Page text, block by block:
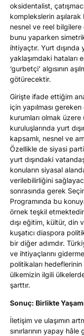
oksidentalist,
komplekslerin aşılarak
nesnel ve reel
bunu yaparken
ihtiyaçtır. Yurt
yaklaşımdaki hataları
‘gurbetçi’ algısının
götürecektir.
Girişte ifade ettiğim
için yapılması
kurumları olmak
kuruluşlarında yurt
kapsamlı, nesnel ve
Özellikle de siyasi
yurt dışındaki
konuların siyasal
verilebilirliğini
sonrasında gerek
Programında bu
örnek teşkil
dışı eğitim, kültür, din
kuşatıcı diaspora
bir diğer adımdır.
ve ihtiyaçlarını
politikaları
ülkemizin ilgili
şarttır.
Sonuç: Birlikte
İletişim ve ulaşımın
sınırlarının yapay